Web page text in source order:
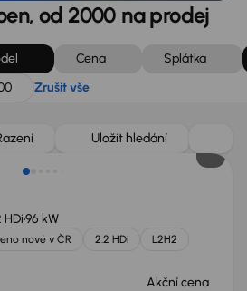
od 2000 na prodej
Cena
Splátka
Zrušit vše
Uložit hledání
HDi96 kW
nové v ČR 2.2 HDi
L2H2
Akční cena